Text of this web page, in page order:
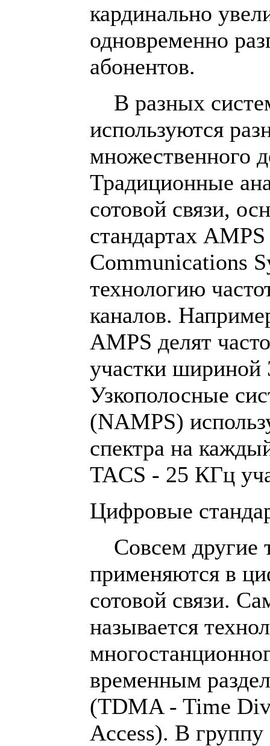
кардинально
одновременно
абонентов.
В разных
используются
множественного
Традиционные
сотовой связи,
стандартах
Communications
технологию
каналов.
AMPS делят
участки шириной
Узкополосные
(NAMPS)
спектра на
TACS - 25 КГц
Цифровые
Совсем другие
применяются в
сотовой связи.
называется
временным
(TDMA - Time
Access). В группу